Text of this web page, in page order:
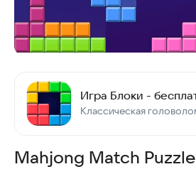
Mahjong Match Puzzle